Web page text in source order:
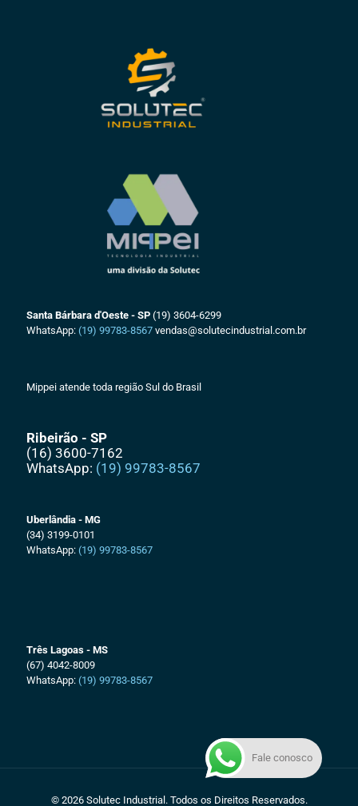
Santa Bárbara d'Oeste - SP (19) 3604-6299
WhatsApp: (19) 99783-8567 vendas@solutecindustrial.com.br
Mippei atende toda região Sul do Brasil
Ribeirão - SP
(16) 3600-7162
WhatsApp: (19) 99783-8567
Uberlândia - MG
(34) 3199-0101
WhatsApp: (19) 99783-8567
Três Lagoas - MS
(67) 4042-8009
WhatsApp: (19) 99783-8567
© 2026 Solutec Industrial. Todos os Direitos Reservados.
Fale conosco